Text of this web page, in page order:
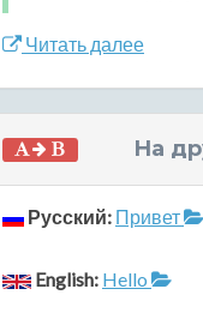
Читать далее
На
Русский: Привет
English: Hello